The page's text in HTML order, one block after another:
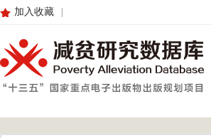
加入收藏